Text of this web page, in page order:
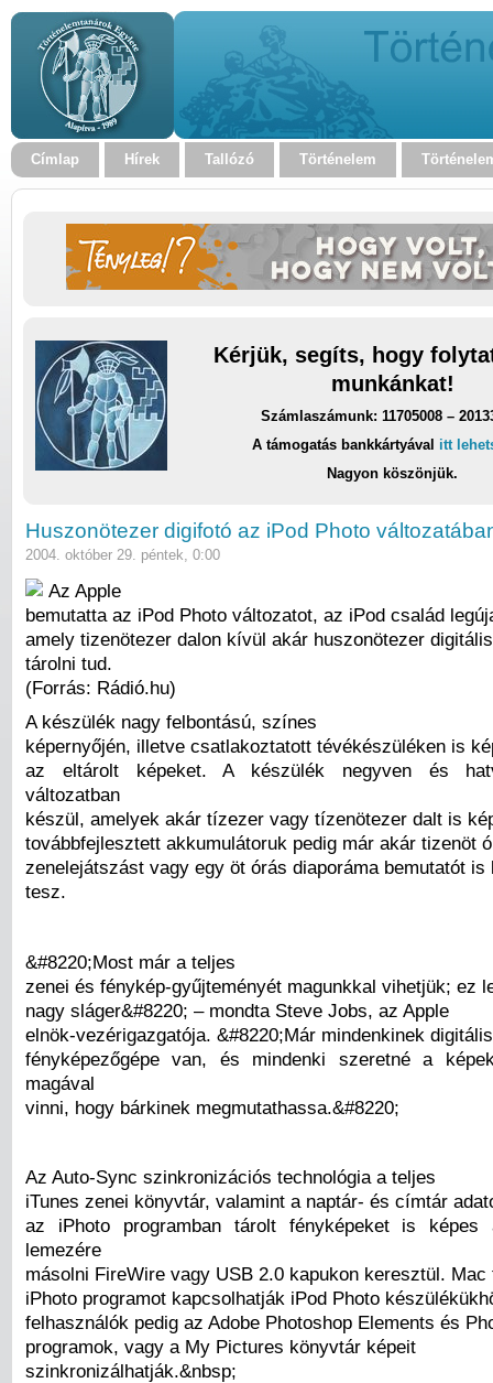
Címlap Hírek Tallózó Történelem
Kérjük, segíts, hogy
munkánkat!
Számlaszámunk: 11705008 –
A támogatás bankkártyával itt
Nagyon köszönjük.
Huszonötezer digifotó az iPod Photo
2004. október 29. péntek, 0:00
Az Apple
bemutatta az iPod Photo változatot, az iPod család
amely tizenötezer dalon kívül akár huszonötezer
tárolni tud.
(Forrás: Rádió.hu)
A készülék nagy felbontású, színes
képernyőjén, illetve csatlakoztatott tévékészüléken is
az eltárolt képeket. A készülék negyven és
változatban
készül, amelyek akár tízezer vagy tízenötezer dalt is
továbbfejlesztett akkumulátoruk pedig már akár tizenöt
zenelejátszást vagy egy öt órás diaporáma bemutatót is
tesz.
&#8220;Most már a teljes
zenei és fénykép-gyűjteményét magunkkal vihetjük; ez
nagy sláger&#8220; – mondta Steve Jobs, az Apple
elnök-vezérigazgatója. &#8220;Már mindenkinek digitális
fényképezőgépe van, és mindenki szeretné a
magával
vinni, hogy bárkinek megmutathassa.&#8220;
Az Auto-Sync szinkronizációs technológia a teljes
iTunes zenei könyvtár, valamint a naptár- és címtár
az iPhoto programban tárolt fényképeket is képes
lemezére
másolni FireWire vagy USB 2.0 kapukon keresztül.
iPhoto programot kapcsolhatják iPod Photo
felhasználók pedig az Adobe Photoshop Elements és
programok, vagy a My Pictures könyvtár képeit
szinkronizálhatják.&nbsp;